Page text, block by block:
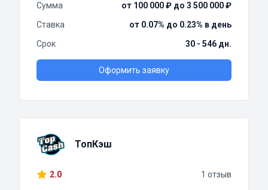
Сумма
от 100 000 ₽ до 3 500 000 ₽
Ставка
от 0.07% до 0.23% в день
Срок
30 - 546 дн.
Оформить заявку
ТопКэш
2.0 1 отзыв